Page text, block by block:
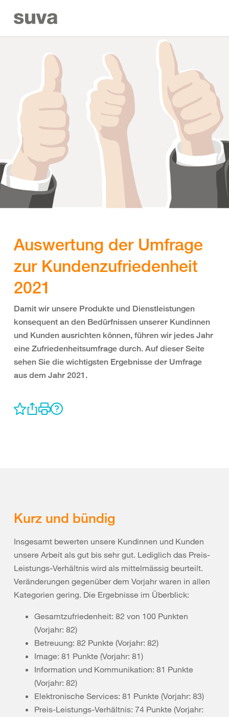
Auswertung der Umfrage
zur Kundenzufriedenheit
2021
Damit wir unsere Produkte und Dienstleistungen
konsequent an den Bedürfnissen unserer Kundinnen
und Kunden ausrichten können, führen wir jedes Jahr
eine Zufriedenheitsumfrage durch. Auf dieser Seite
sehen Sie die wichtigsten Ergebnisse der Umfrage
aus dem Jahr 2021.
Kurz und bündig
Insgesamt bewerten unsere Kundinnen und Kunden
unsere Arbeit als gut bis sehr gut. Lediglich das Preis-
Leistungs-Verhältnis wird als mittelmässig beurteilt.
Veränderungen gegenüber dem Vorjahr waren in allen
Kategorien gering. Die Ergebnisse im Überblick:
Gesamtzufriedenheit: 82 von 100 Punkten
(Vorjahr: 82)
Betreuung: 82 Punkte (Vorjahr: 82)
Image: 81 Punkte (Vorjahr: 81)
Information und Kommunikation: 81 Punkte
(Vorjahr: 82)
Elektronische Services: 81 Punkte (Vorjahr: 83)
Preis-Leistungs-Verhältnis: 74 Punkte (Vorjahr: